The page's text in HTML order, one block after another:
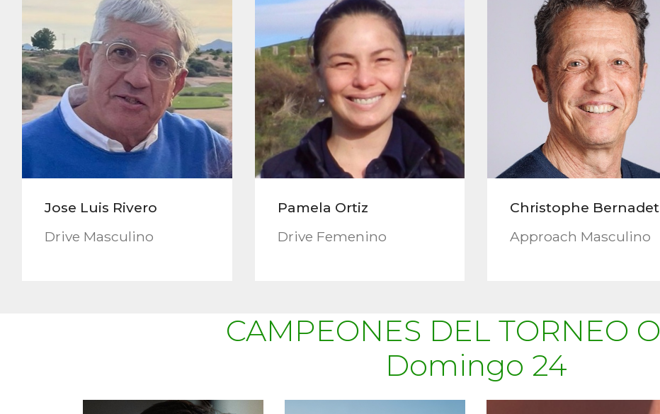
Jose Luis Rivero
Drive Masculino
Pamela Ortiz
Drive Femenino
Christophe Bernadet
Approach Masculino
CAMPEONES DEL TORNEO
Domingo 24